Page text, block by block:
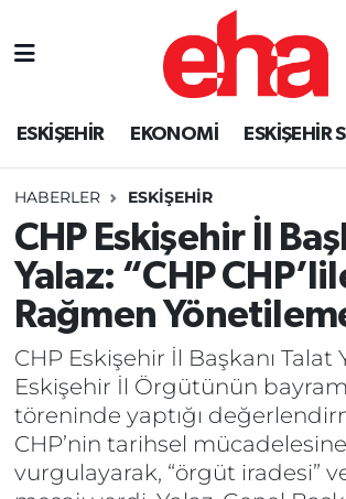
ESKİŞEHİR EKONOMİ ESKİŞEHİR
HABERLER ESKİŞEHİR
CHP Eskişehir İl
Yalaz: “CHP
Rağmen
CHP Eskişehir İl Başkanı Talat
Eskişehir İl Örgütünün
töreninde yaptığı
CHP’nin tarihsel mücadelesine
vurgulayarak, “örgüt iradesi”